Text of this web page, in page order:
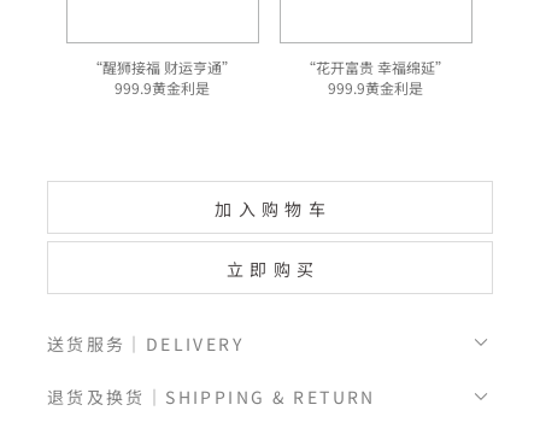
“醒狮接福 财运亨通”
999.9黄金利是
“花开富贵 幸福绵延”
999.9黄金利是
加入购物车
立即购买
送货服务｜DELIVERY
退货及换货｜SHIPPING & RETURN